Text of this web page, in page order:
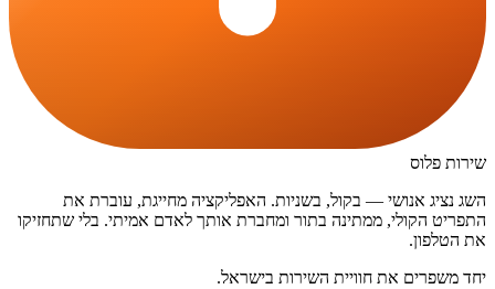
שירות פלוס
השג נציג אנושי — בקול, בשניות. האפליקציה מחייגת, עוברת את
התפריט הקולי, ממתינה בתור ומחברת אותך לאדם אמיתי. בלי שתחזיקו
את הטלפון.
יחד משפרים את חוויית השירות בישראל.